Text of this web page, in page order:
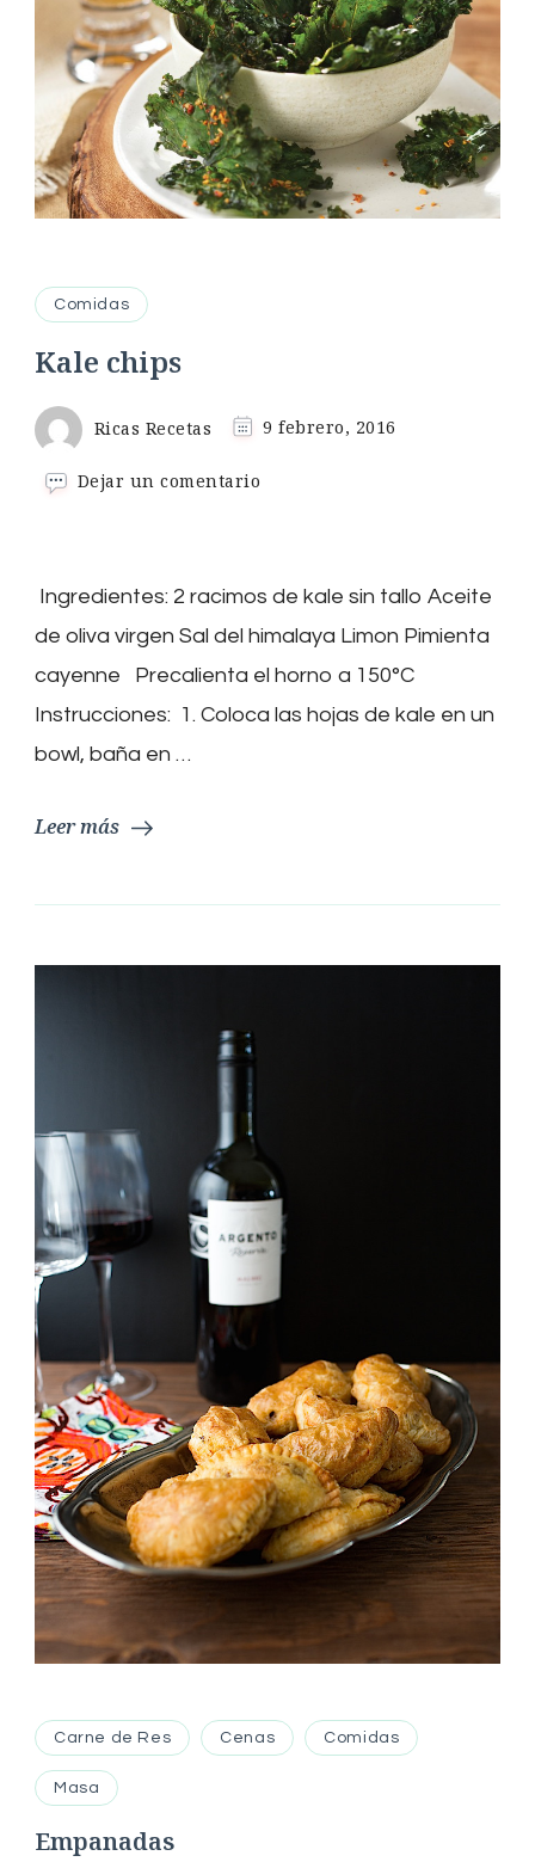
Comidas
Kale chips
Ricas Recetas 9 febrero, 2016
Dejar un comentario
Ingredientes: 2 racimos de kale sin tallo Aceite
de oliva virgen Sal del himalaya Limon Pimienta
cayenne Precalienta el horno a 150°C
Instrucciones: 1. Coloca las hojas de kale en un
bowl, baña en …
Leer más
Carne de Res Cenas Comidas
Masa
Empanadas